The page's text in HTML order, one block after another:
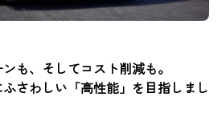
も、そしてコスト削減も。
さわしい「高性能」を目指しまし